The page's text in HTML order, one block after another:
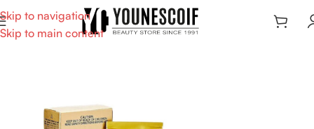
Skip to navigation
Skip to main content